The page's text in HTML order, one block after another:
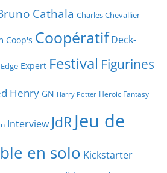
Cathala Charles Chevallier
Coop's Coopératif Deck-
Edge Expert Festival Figurines
Henry GN Harry Potter Heroic Fantasy
Interview JdRJeu de
en solo Kickstarter